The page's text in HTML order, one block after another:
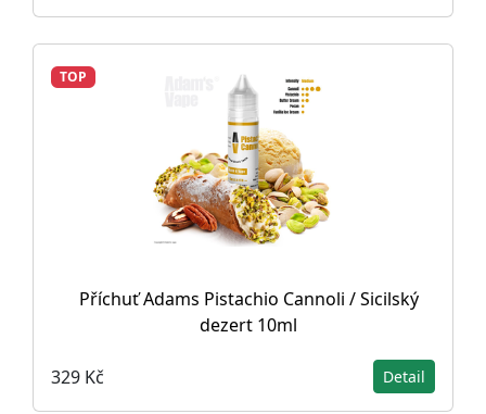
TOP
Příchuť Adams Pistachio Cannoli / Sicilský
dezert 10ml
329 Kč Detail